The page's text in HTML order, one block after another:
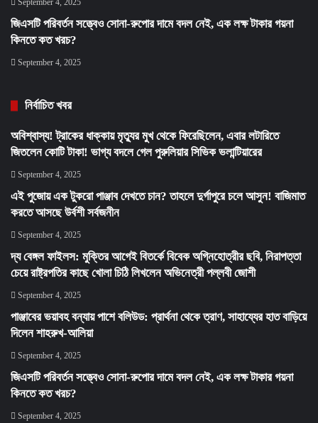
September 4, 2025
জিএসটি পরিবর্তন সত্ত্বেও সোনা-রুপোর দামে বদল নেই, এক লক্ষ টাকার গয়না
কিনতে কত খরচ?
September 4, 2025
নির্বাচিত খবর
অবিশ্বাস্য! ট্রাকের ধাক্কায় মৃত্যুর মুখ থেকে ফিরেছিলেন, এবার লটারিতে
জিতলেন কোটি টাকা! ভাগ্য বদলে গেল পুরুলিয়ার সিভিক ভলান্টিয়ারের
September 4, 2025
এই পুজোয় এক টুকরো পাঞ্জাব দেখতে চান? তাহলে দুর্গাপুরে চলে আসুন! বাজিমাত
করতে আসছে উর্বশী সর্বজনীন
September 4, 2025
দ্য বেঙ্গল ফাইলস: মুক্তির আগেই বিতর্কে বিবেক অগ্নিহোত্রীর ছবি, নিরাপত্তা
চেয়ে রাষ্ট্রপতির কাছে খোলা চিঠি লিখলেন অভিনেত্রী পল্লবী জোশী
September 4, 2025
পাঞ্জাবের ভয়াবহ বন্যায় পাশে বলিউড: প্রার্থনা থেকে ত্রাণ, সাহায্যের হাত বাড়িয়ে
দিলেন শাহরুখ-আলিয়া
September 4, 2025
জিএসটি পরিবর্তন সত্ত্বেও সোনা-রুপোর দামে বদল নেই, এক লক্ষ টাকার গয়না
কিনতে কত খরচ?
September 4, 2025